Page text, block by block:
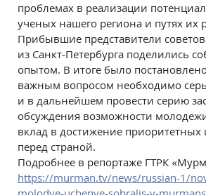
проблемах в реализации
ученых нашего региона и путях их
Прибывшие представители
из Санкт-Петербурга поделились
опытом. В итоге было
важным вопросом необходимо
и в дальнейшем провести серию
обсуждения возможности
вклад в достижение приоритетных
перед страной.
Подробнее в репортаже ГТРК
https://murman.tv/news/russian-1/